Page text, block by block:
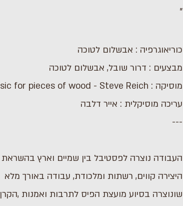
"
כוריאוגרפיה : אבשלום לטוכה
מבצעים : דרור שובל, אבשלום לטוכה
מוסיקה : Music for pieces of wood - Steve Reich
עריכה מוסיקלית : אייר דלבה
---
העבודה נוצרה לפסטיבל בין שמיים וארץ בהשראת
היצירה קווים, רשתות ומלכודת, עבודה באורך מלא
שונוצרה בסיוע מועצת הפיס לתרבות ואמנות ,הקרן